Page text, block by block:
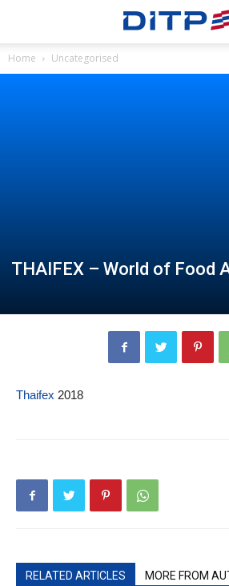
Home Uncategorised
THAIFEX – World of Food
Thaifex 2018
RELATED ARTICLES MORE FROM